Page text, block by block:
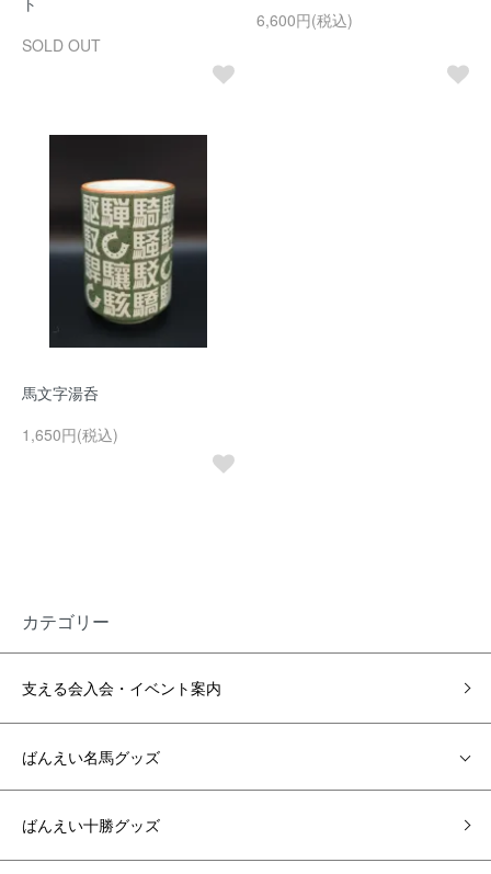
SOLD OUT
6,600円(税込)
馬文字湯呑
1,650円(税込)
カテゴリー
支える会入会・イベント案内
ばんえい名馬グッズ
ばんえい十勝グッズ